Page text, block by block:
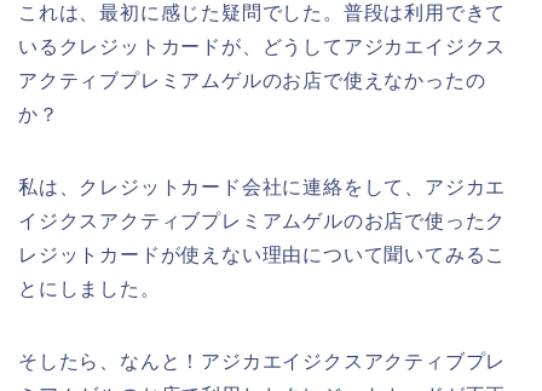
これは、最初に感じた疑問でした。普段は利用できて
いるクレジットカードが、どうしてアジカエイジクス
アクティブプレミアムゲルのお店で使えなかったの
か？
私は、クレジットカード会社に連絡をして、アジカエ
イジクスアクティブプレミアムゲルのお店で使ったク
レジットカードが使えない理由について聞いてみるこ
とにしました。
そしたら、なんと！アジカエイジクスアクティブプレ